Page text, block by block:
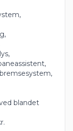
blandet